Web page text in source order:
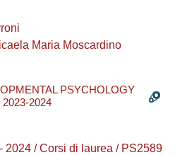
Maria Moscardino
PSYCHOLOGY
2024
2024 / Corsi di laurea / PS2589